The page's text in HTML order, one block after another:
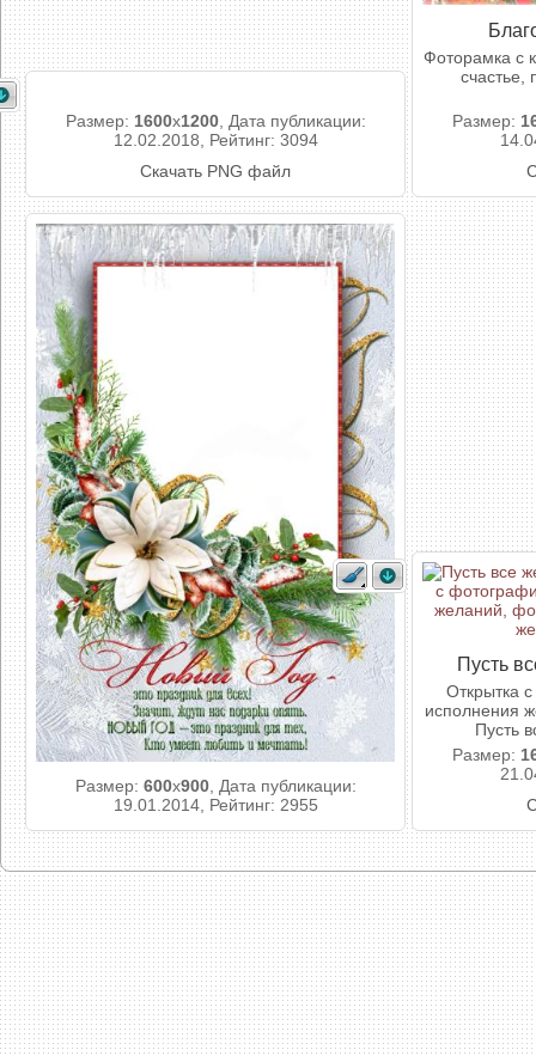
Размер: 1600x1200, Дата публикации:
12.02.2018, Рейтинг: 3094
Скачать PNG файл
Фоторамка с
счастье,
Размер:
Размер: 600x900, Дата публикации:
19.01.2014, Рейтинг: 2955
Пусть
Открытка
исполнения
Пусть
Размер: